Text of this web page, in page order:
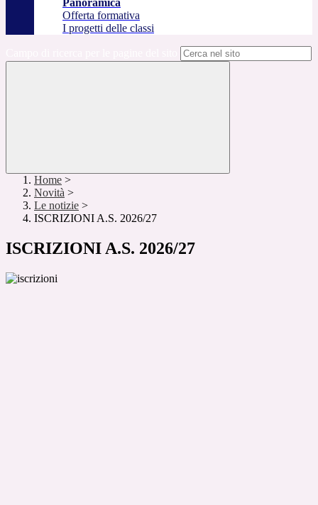
Panoramica
Offerta formativa
I progetti delle classi
Home >
Novità >
Le notizie >
ISCRIZIONI A.S. 2026/27
ISCRIZIONI A.S. 2026/27